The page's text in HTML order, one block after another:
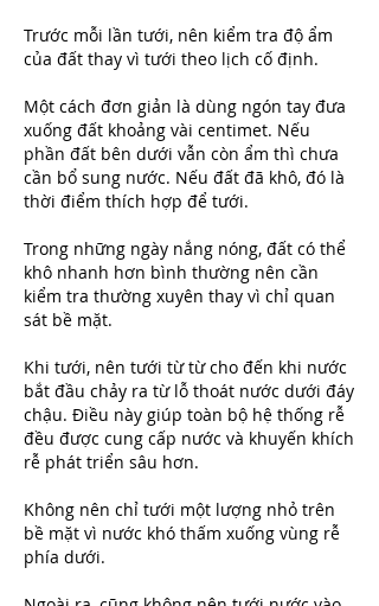
Trước mỗi lần tưới, nên kiểm tra độ ẩm
của đất thay vì tưới theo lịch cố định.
Một cách đơn giản là dùng ngón tay đưa
xuống đất khoảng vài centimet. Nếu
phần đất bên dưới vẫn còn ẩm thì chưa
cần bổ sung nước. Nếu đất đã khô, đó là
thời điểm thích hợp để tưới.
Trong những ngày nắng nóng, đất có thể
khô nhanh hơn bình thường nên cần
kiểm tra thường xuyên thay vì chỉ quan
sát bề mặt.
Khi tưới, nên tưới từ từ cho đến khi nước
bắt đầu chảy ra từ lỗ thoát nước dưới đáy
chậu. Điều này giúp toàn bộ hệ thống rễ
đều được cung cấp nước và khuyến khích
rễ phát triển sâu hơn.
Không nên chỉ tưới một lượng nhỏ trên
bề mặt vì nước khó thấm xuống vùng rễ
phía dưới.